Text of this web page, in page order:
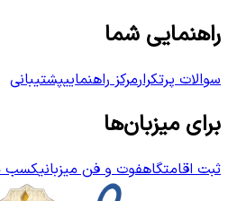
راهنمایی شما
سوالات پرتکرارمرکز راهنماییپشتیبانی
برای میزبان‌ها
ثبت اقامتگاهفوت و فن میزبانیکسب